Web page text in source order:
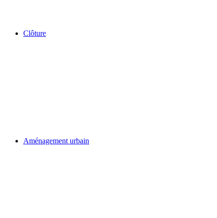
Clôture
Aménagement urbain